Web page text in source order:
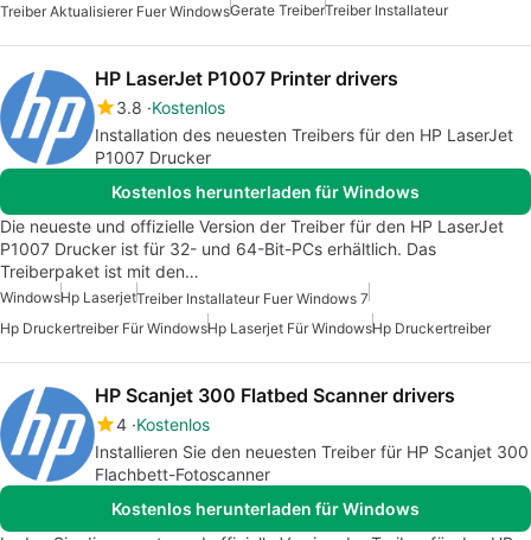
Treiber Aktualisierer Fuer WindowsGerate TreiberTreiber Installateur
HP LaserJet P1007 Printer drivers
3.8 Kostenlos
Installation des neuesten Treibers für den HP LaserJet
P1007 Drucker
Kostenlos herunterladen für Windows
Die neueste und offizielle Version der Treiber für den HP LaserJet
P1007 Drucker ist für 32- und 64-Bit-PCs erhältlich. Das
Treiberpaket ist mit den…
WindowsHp LaserjetTreiber Installateur Fuer Windows 7
Hp Druckertreiber Für WindowsHp Laserjet Für WindowsHp Druckertreiber
HP Scanjet 300 Flatbed Scanner drivers
4 Kostenlos
Installieren Sie den neuesten Treiber für HP Scanjet 300
Flachbett-Fotoscanner
Kostenlos herunterladen für Windows